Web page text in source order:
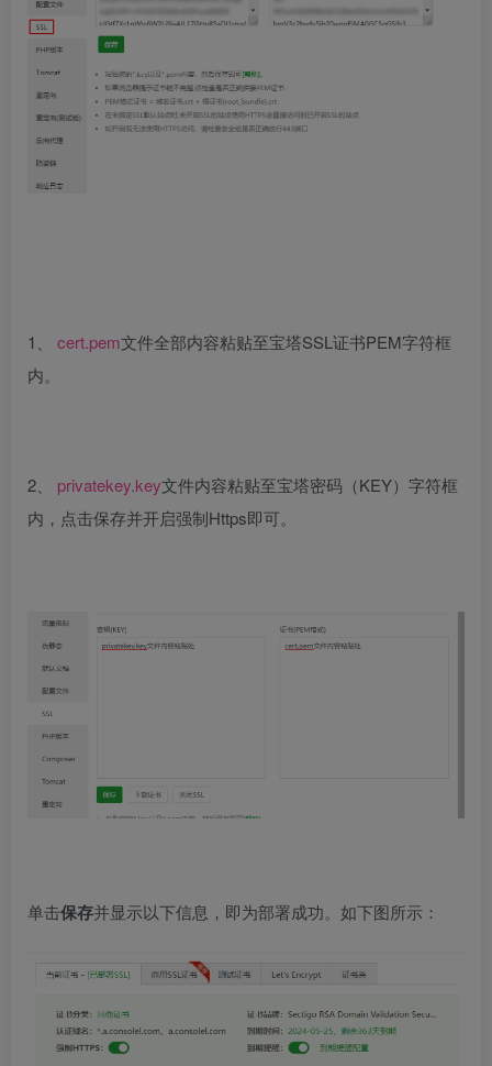
1、 cert.pem文件全部内容粘贴至宝塔SSL证书PEM字符框
内。
2、 privatekey.key文件内容粘贴至宝塔密码（KEY）字符框
内，点击保存并开启强制Https即可。
单击保存并显示以下信息，即为部署成功。如下图所示：